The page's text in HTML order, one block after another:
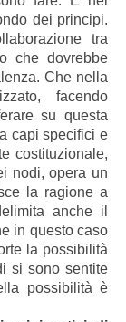
dei principi.
tra
che dovrebbe
Che nella
facendo
su questa
capi specifici e
costituzionale,
nodi, opera un
la ragione a
anche il
in questo caso
la possibilità
si sono sentite
possibilità è